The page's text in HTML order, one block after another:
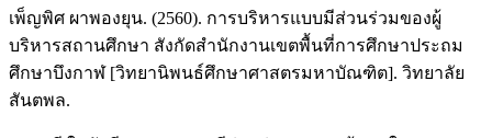
เพ็ญพิศ ผาพองยุน. (2560). การบริหารแบบมีส่วนร่วมของผู้
บริหารสถานศึกษา สังกัดสำนักงานเขตพื้นที่การศึกษาประถม
ศึกษาบึงกาฬ [วิทยานิพนธ์ศึกษาศาสตรมหาบัณฑิต]. วิทยาลัย
สันตพล.